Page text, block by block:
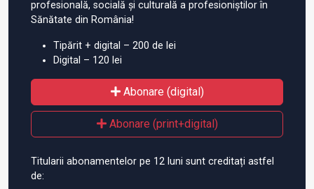
profesională, socială și culturală a profesioniștilor în
Sănătate din România!
Tipărit + digital – 200 de lei
Digital – 120 lei
Abonare (digital)
Abonare (print+digital)
Titularii abonamentelor pe 12 luni sunt creditați astfel
de: